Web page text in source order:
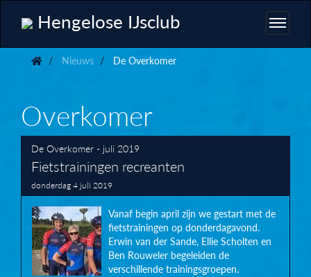
Hengelose IJsclub
Nieuws De Overkomer
Overkomer
De Overkomer - juli 2019
Fietstrainingen recreanten
donderdag 4 juli 2019
Vanaf begin april zijn we gestart met de
fietstrainingen op donderdagavond.
Erwin van der Sande, Ellie Scholten en
Ben Rouweler begeleiden de
verschillende trainingsgroepen.